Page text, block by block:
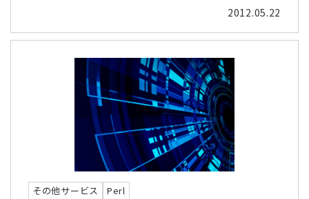
2012.05.22
その他サービス Perl